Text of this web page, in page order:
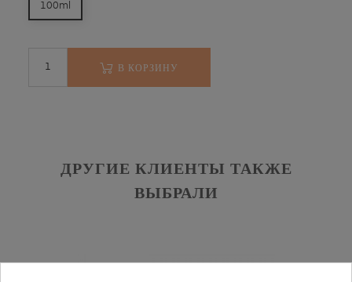
100ml
В КОРЗИНУ
ДРУГИЕ КЛИЕНТЫ ТАКЖЕ
ВЫБРАЛИ